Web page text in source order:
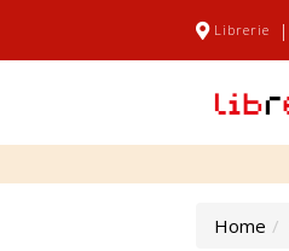
Librerie |
Home